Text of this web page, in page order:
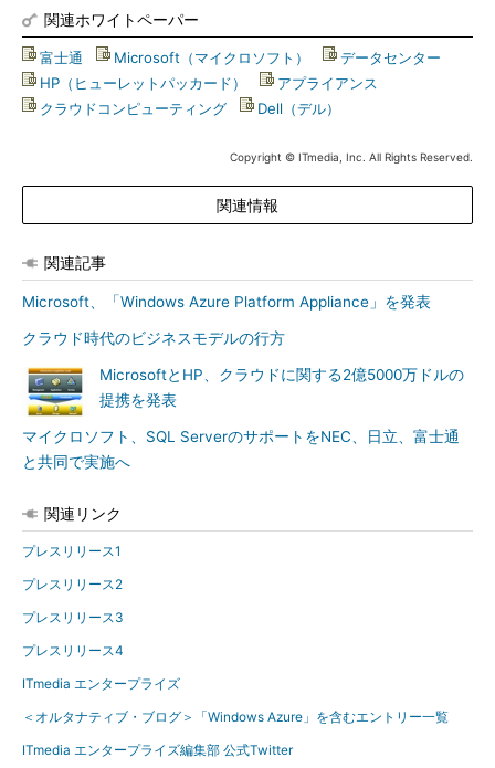
関連ホワイトペーパー
富士通 Microsoft（マイクロソフト） データセンター
HP（ヒューレットパッカード）
アプライアンス
クラウドコンピューティング
Dell（デル）
Copyright © ITmedia, Inc. All Rights Reserved.
関連情報
関連記事
Microsoft、「Windows Azure Platform Appliance」を発表
クラウド時代のビジネスモデルの行方
MicrosoftとHP、クラウドに関する2億5000万ドルの
提携を発表
マイクロソフト、SQL ServerのサポートをNEC、日立、富士通
と共同で実施へ
関連リンク
プレスリリース1
プレスリリース2
プレスリリース3
プレスリリース4
ITmedia エンタープライズ
＜オルタナティブ・ブログ＞「Windows Azure」を含むエントリー一覧
ITmedia エンタープライズ編集部 公式Twitter